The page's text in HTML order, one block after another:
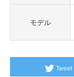
モデル
Tweet